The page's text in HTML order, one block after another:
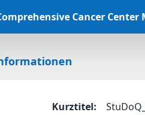
Cancer
Kurztitel: